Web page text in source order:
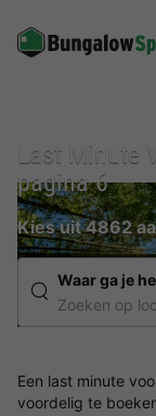
Last Minute
pagina 6
Kies uit 4862
Waar ga je
Zoeken op
Een last minute
voordelig te